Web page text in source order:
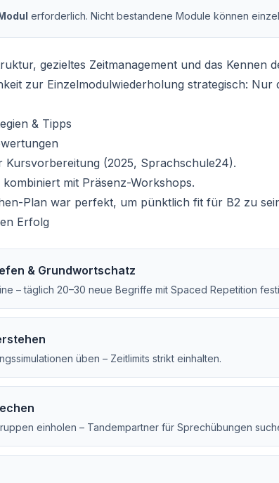
erforderlich. Nicht bestandene Module können
gezieltes Zeitmanagement und das Kennen
zur Einzelmodulwiederholung strategisch: Nur
& Tipps
Kursvorbereitung (2025, Sprachschule24).
mit Präsenz-Workshops.
Plan war perfekt, um pünktlich fit für B2 zu
Erfolg
& Grundwortschatz
– täglich 20–30 neue Begriffe mit Spaced Repetition
üben – Zeitlimits strikt einhalten.
einholen – Tandempartner für Sprechübungen